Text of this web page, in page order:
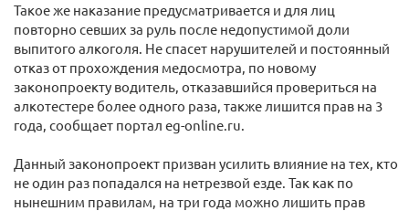
Такое же наказание предусматривается и для лиц
повторно севших за руль после недопустимой доли
выпитого алкоголя. Не спасет нарушителей и постоянный
отказ от прохождения медосмотра, по новому
законопроекту водитель, отказавшийся провериться на
алкотестере более одного раза, также лишится прав на 3
года, сообщает портал eg-online.ru.
Данный законопроект призван усилить влияние на тех, кто
не один раз попадался на нетрезвой езде. Так как по
нынешним правилам, на три года можно лишить прав